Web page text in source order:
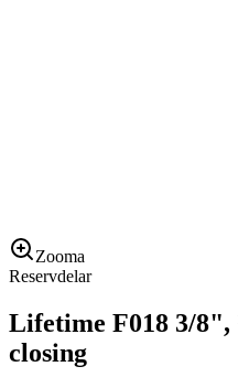
Zooma
Reservdelar
Lifetime F018 3/
closing